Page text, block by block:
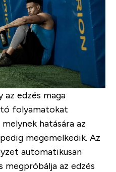
az edzés maga
folyamatokat
hatására az
megemelkedik. Az
automatikusan
megpróbálja az edzés